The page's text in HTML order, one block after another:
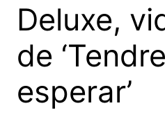
Deluxe,
de
esperar’